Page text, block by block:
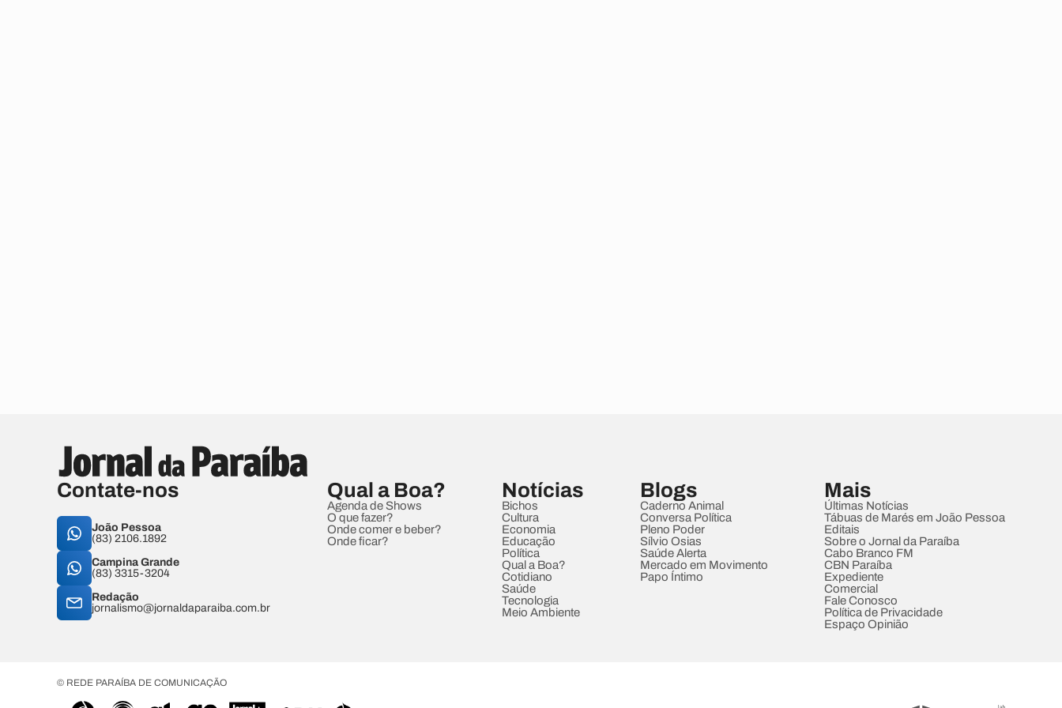
Contate-nos
João Pessoa
(83) 2106.1892
Campina Grande
(83) 3315-3204
Redação
jornalismo@jornaldaparaiba.com.br
Qual a Boa?
Agenda de Shows
O que fazer?
Onde comer e beber?
Onde ficar?
Notícias
Bichos
Cultura
Economia
Educação
Política
Qual a Boa?
Cotidiano
Saúde
Tecnologia
Meio Ambiente
Blogs
Caderno Animal
Conversa Política
Pleno Poder
Sílvio Osias
Saúde Alerta
Mercado em Movimento
Papo Íntimo
Mais
Últimas Notícias
Tábuas de Marés em João Pessoa
Editais
Sobre o Jornal da Paraíba
Cabo Branco FM
CBN Paraíba
Expediente
Comercial
Fale Conosco
Política de Privacidade
Espaço Opinião
© REDE PARAÍBA DE COMUNICAÇÃO